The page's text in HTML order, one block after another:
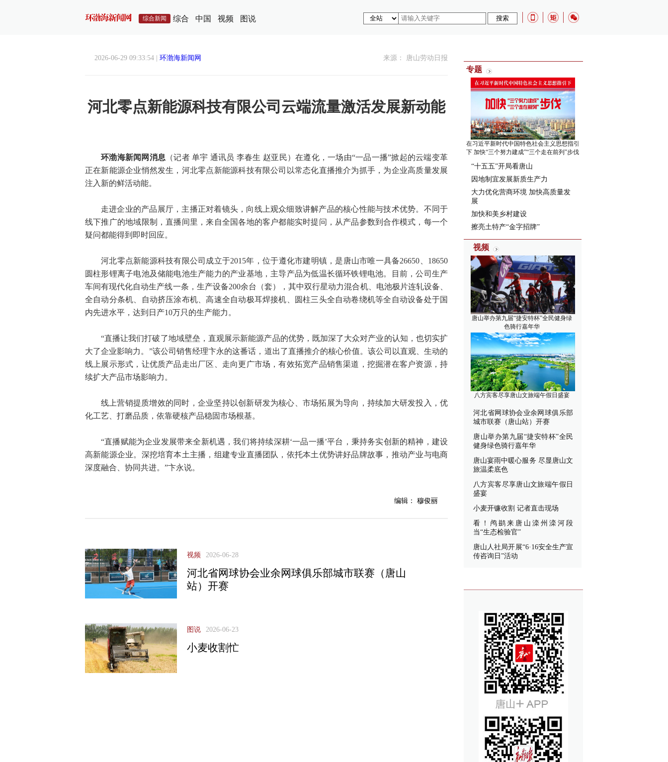
综合新闻 综合 中国 视频 图说
2026-06-29 09:33:54 | 环渤海新闻网 来源： 唐山劳动日报
河北零点新能源科技有限公司云端流量激活发展新动能
环渤海新闻网消息 （记者 单宇 通讯员 李春生 赵亚民）在遵化，一场由“一品一播”掀起的云端变革
正在新能源企业悄然发生，河北零点新能源科技有限公司以常态化直播推介为抓手，为企业高质量发展
注入新的鲜活动能。
走进企业的产品展厅，主播正对着镜头，向线上观众细致讲解产品的核心性能与技术优势。不同于
线下推广的地域限制，直播间里，来自全国各地的客户都能实时提问，从产品参数到合作模式，每一个
疑问都能得到即时回应。
河北零点新能源科技有限公司成立于2015年，位于遵化市建明镇，是唐山市唯一具备26650、18650
圆柱形锂离子电池及储能电池生产能力的产业基地，主导产品为低温长循环铁锂电池。目前，公司生产
车间有现代化自动生产线一条，生产设备200余台（套），其中双行星动力混合机、电池极片连轧设备、
全自动分条机、自动挤压涂布机、高速全自动极耳焊接机、圆柱三头全自动卷绕机等全自动设备处于国
内先进水平，达到日产10万只的生产能力。
“直播让我们打破了地域壁垒，直观展示新能源产品的优势，既加深了大众对产业的认知，也切实扩
大了企业影响力。”该公司销售经理卞永的这番话，道出了直播推介的核心价值。该公司以直观、生动的
线上展示形式，让优质产品走出厂区、走向更广市场，有效拓宽产品销售渠道，挖掘潜在客户资源，持
续扩大产品市场影响力。
线上营销提质增效的同时，企业坚持以创新研发为核心、市场拓展为导向，持续加大研发投入，优
化工艺、打磨品质，依靠硬核产品稳固市场根基。
“直播赋能为企业发展带来全新机遇，我们将持续深耕‘一品一播’平台，秉持务实创新的精神，建设
高新能源企业。深挖培育本土主播，组建专业直播团队，依托本土优势讲好品牌故事，推动产业与电商
深度融合、协同共进。”卞永说。
编辑： 穆俊丽
视频 2026-06-28
河北省网球协会业余网球俱乐部城市联赛（唐山
站）开赛
图说 2026-06-23
小麦收割忙
专题
在习近平新时代中国特色社会主义思想指引
下 加快“三个努力建成”“三个走在前列”步伐
“十五五”开局看唐山
因地制宜发展新质生产力
大力优化营商环境 加快高质量发
展
加快和美乡村建设
擦亮土特产“金字招牌”
视频
唐山举办第九届“捷安特杯”全民健身绿
色骑行嘉年华
八方宾客尽享唐山文旅端午假日盛宴
河北省网球协会业余网球俱乐部
城市联赛（唐山站）开赛
唐山举办第九届“捷安特杯”全民
健身绿色骑行嘉年华
唐山宴雨中暖心服务 尽显唐山文
旅温柔底色
八方宾客尽享唐山文旅端午假日
盛宴
小麦开镰收割 记者直击现场
看！鸬鹚来唐山滦州滦河段
当“生态检验官”
唐山人社局开展“6·16安全生产宣
传咨询日”活动